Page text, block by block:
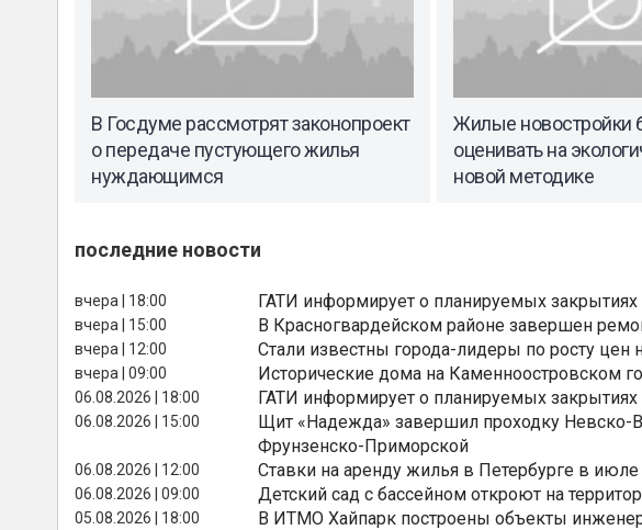
В Госдуме рассмотрят законопроект
о передаче пустующего жилья
нуждающимся
Жилые новостройки
оценивать на
новой методике
последние новости
вчера | 18:00 ГАТИ информирует о планируемых
вчера | 15:00 В Красногвардейском районе завершен
вчера | 12:00 Стали известны города-лидеры по росту
вчера | 09:00 Исторические дома на Каменноостровском
06.08.2026 | 18:00 ГАТИ информирует о планируемых
06.08.2026 | 15:00
Щит «Надежда» завершил проходку Невско-
Фрунзенско-Приморской
06.08.2026 | 12:00 Ставки на аренду жилья в Петербурге в
06.08.2026 | 09:00 Детский сад с бассейном откроют на
05.08.2026 | 18:00 В ИТМО Хайпарк построены объекты